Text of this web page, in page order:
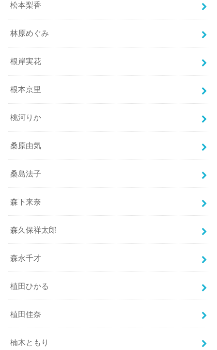
松本梨香
林原めぐみ
根岸実花
根本京里
桃河りか
桑原由気
桑島法子
森下来奈
森久保祥太郎
森永千才
植田ひかる
植田佳奈
楠木ともり